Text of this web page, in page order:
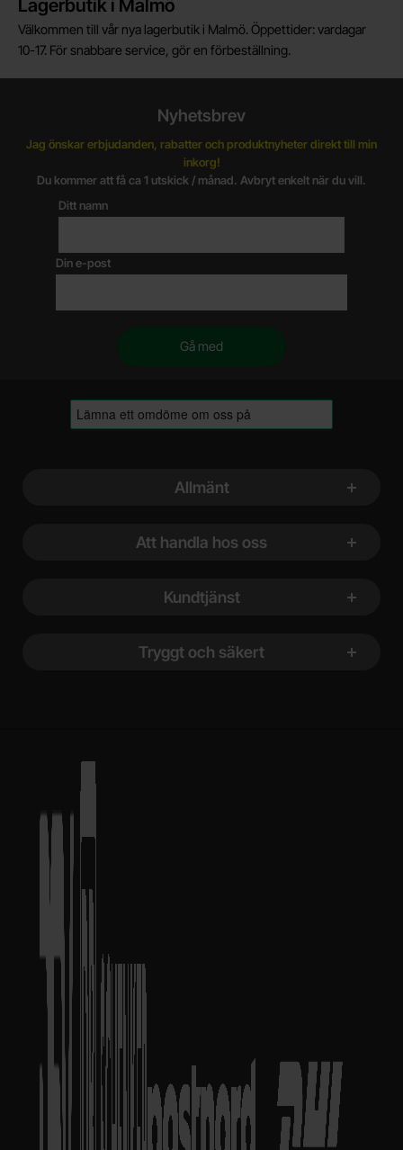
Lagerbutik i Malmö
Välkommen till vår nya lagerbutik i Malmö. Öppettider: vardagar
10-17. För snabbare service, gör en förbeställning.
Nyhetsbrev
Jag önskar erbjudanden, rabatter och produktnyheter direkt till min
inkorg!
Du kommer att få ca 1 utskick / månad. Avbryt enkelt när du vill.
Ditt namn
Din e-post
Allmänt
Att handla hos oss
Kundtjänst
Tryggt och säkert